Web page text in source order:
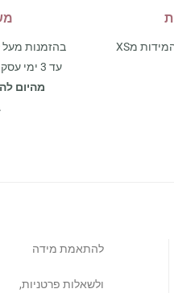
אצלנו תמצאו את כל מגוון המידות מXS
עד 3 ימי עסקים.
מהיום
להתאמת מידה
ולשאלות פרטניות,